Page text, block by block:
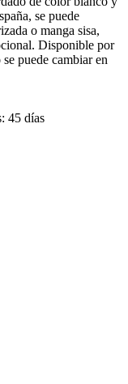
se puede
o manga sisa,
Disponible por
puede cambiar en
45 días